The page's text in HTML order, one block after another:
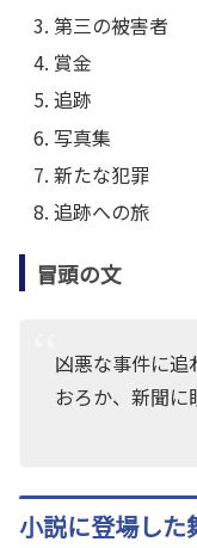
第三の被害者
賞金
追跡
写真集
新たな犯罪
追跡への旅
冒頭の文
凶悪な事件に追
おろか、新聞に
小説に登場した